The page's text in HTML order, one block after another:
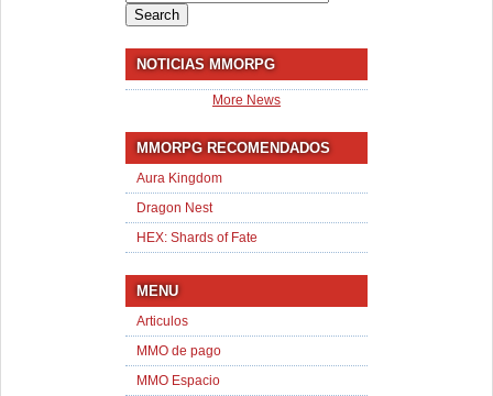
for:
NOTICIAS MMORPG
More News
MMORPG RECOMENDADOS
Aura Kingdom
Dragon Nest
HEX: Shards of Fate
MENU
Articulos
MMO de pago
MMO Espacio